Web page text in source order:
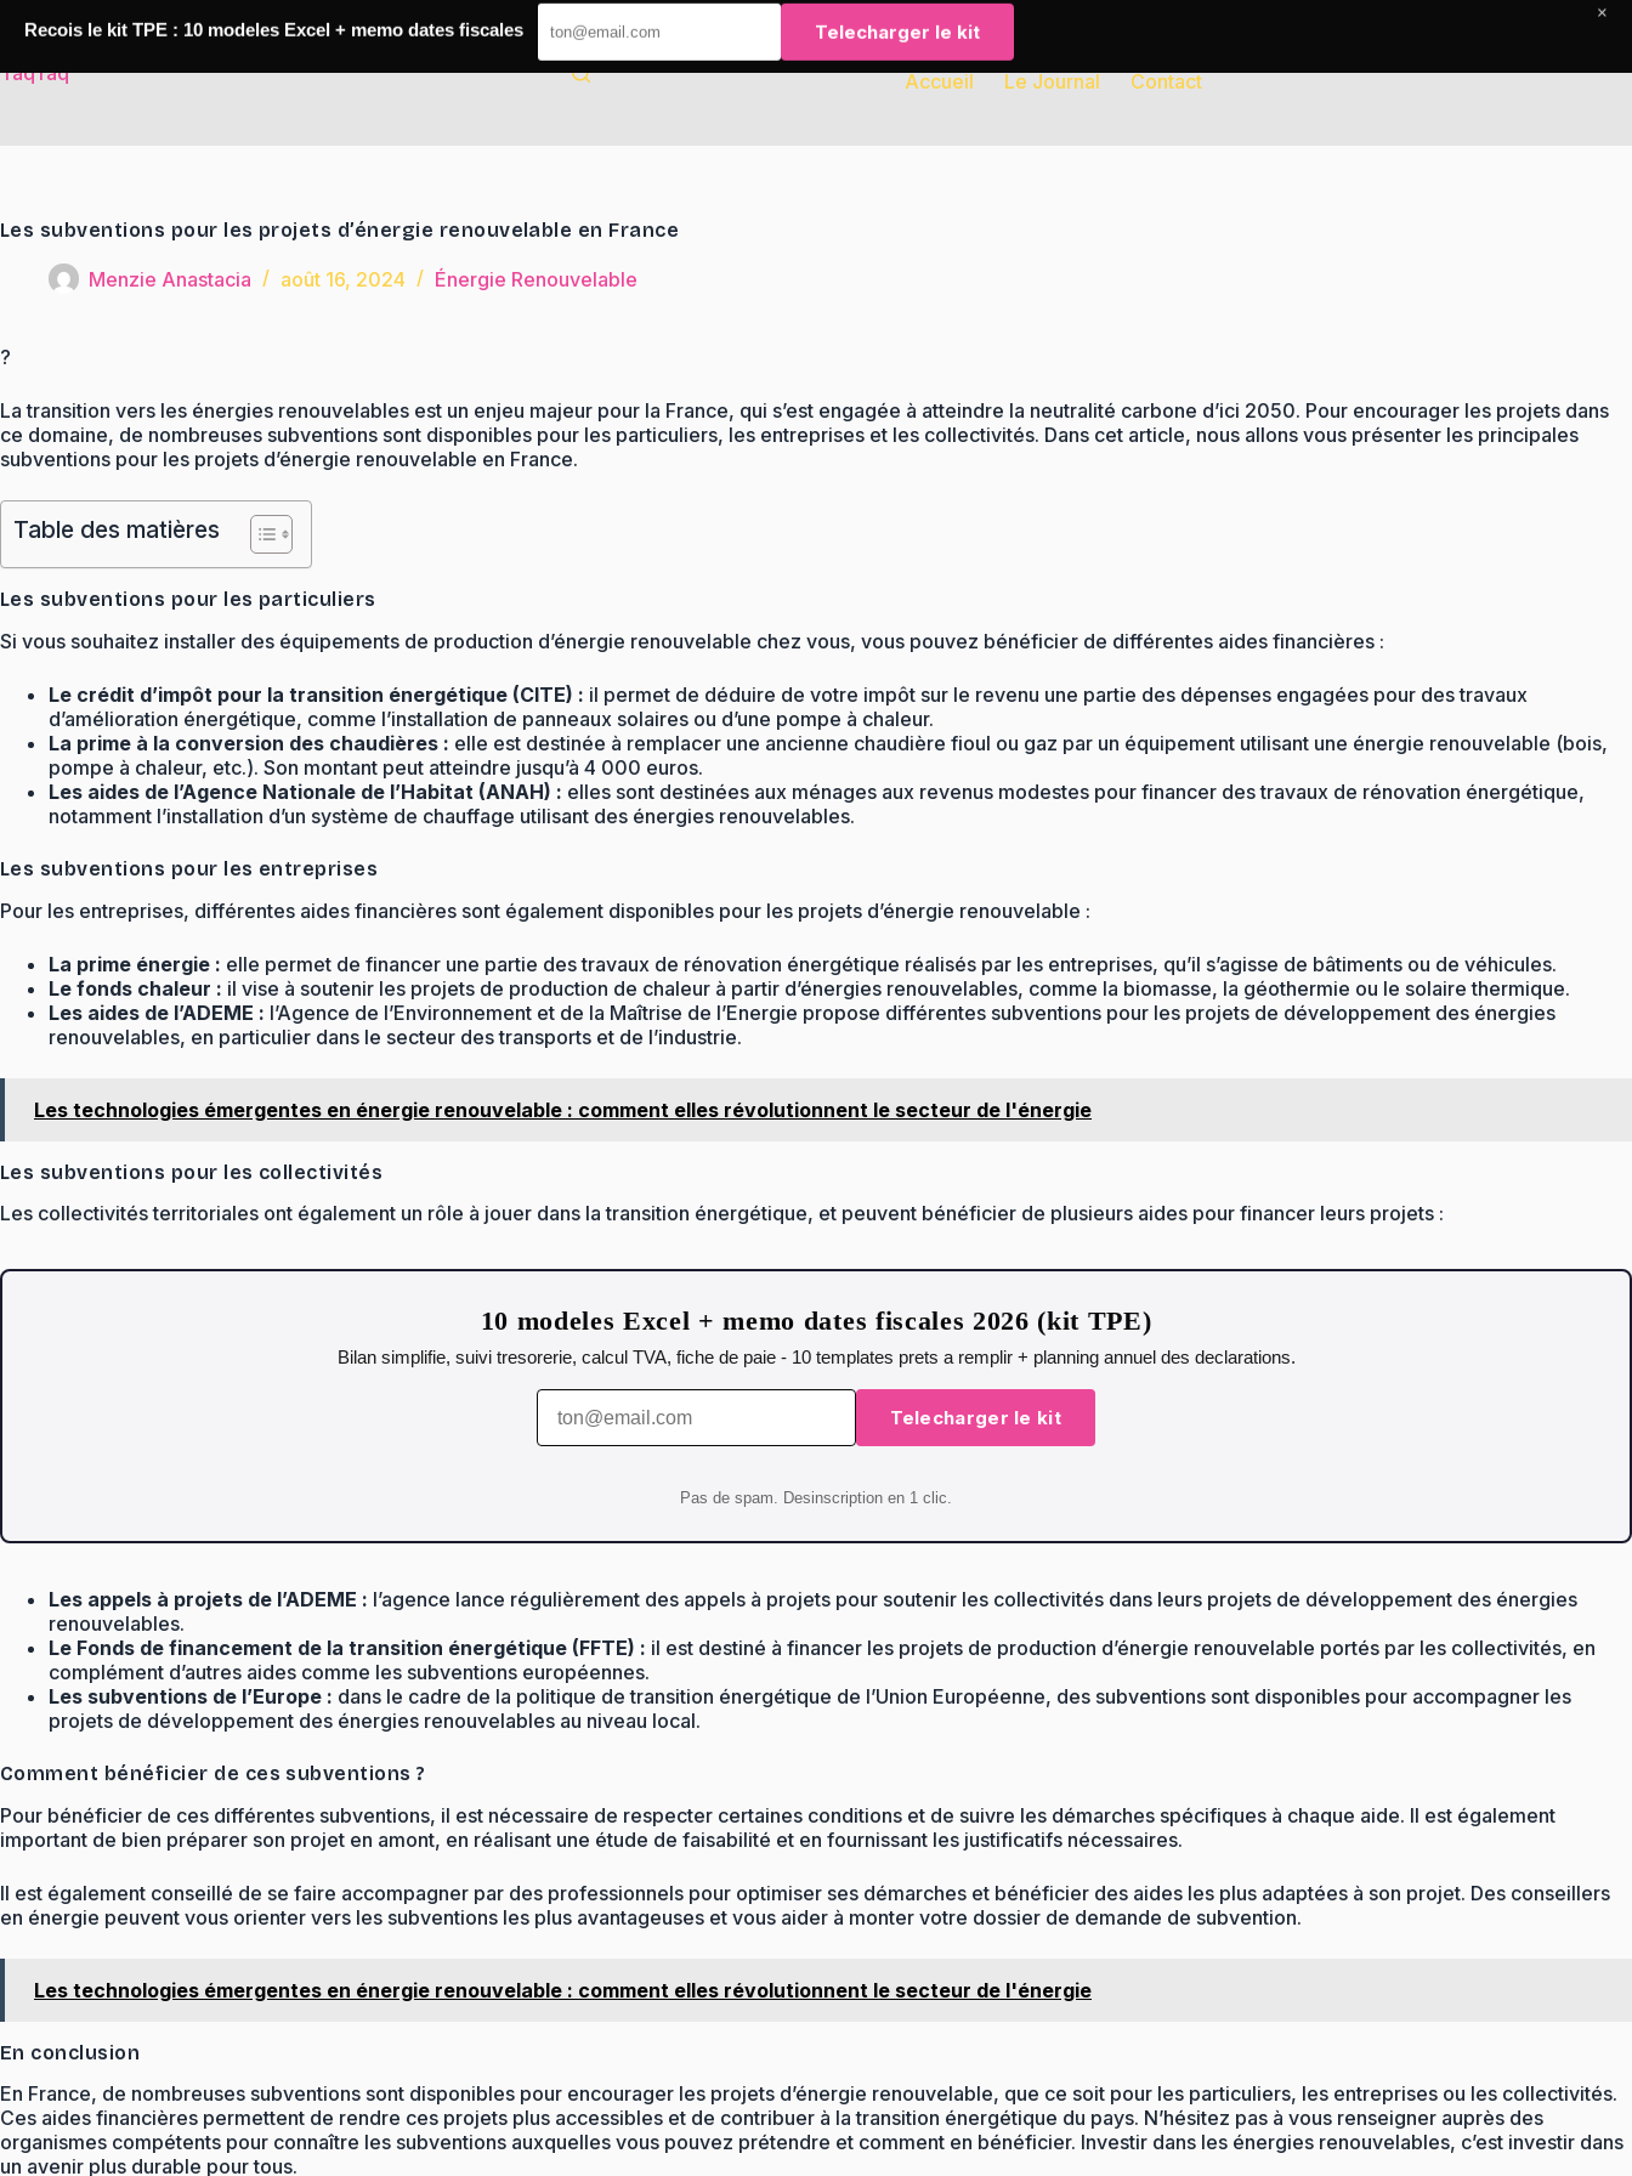
TaqTaq Accueil Le Journal Contact
Les subventions pour les projets d’énergie renouvelable en France
Menzie Anastacia août 16, 2024 Énergie Renouvelable
?
La transition vers les énergies renouvelables est un enjeu majeur pour la France, qui s’est engagée à atteindre la neutralité carbone d’ici 2050. Pour encourager les projets dans
ce domaine, de nombreuses subventions sont disponibles pour les particuliers, les entreprises et les collectivités. Dans cet article, nous allons vous présenter les principales
subventions pour les projets d’énergie renouvelable en France.
Table des matières
Les subventions pour les particuliers
Si vous souhaitez installer des équipements de production d’énergie renouvelable chez vous, vous pouvez bénéficier de différentes aides financières :
Le crédit d’impôt pour la transition énergétique (CITE) : il permet de déduire de votre impôt sur le revenu une partie des dépenses engagées pour des travaux
d’amélioration énergétique, comme l’installation de panneaux solaires ou d’une pompe à chaleur.
La prime à la conversion des chaudières : elle est destinée à remplacer une ancienne chaudière fioul ou gaz par un équipement utilisant une énergie renouvelable (bois,
pompe à chaleur, etc.). Son montant peut atteindre jusqu’à 4 000 euros.
Les aides de l’Agence Nationale de l’Habitat (ANAH) : elles sont destinées aux ménages aux revenus modestes pour financer des travaux de rénovation énergétique,
notamment l’installation d’un système de chauffage utilisant des énergies renouvelables.
Les subventions pour les entreprises
Pour les entreprises, différentes aides financières sont également disponibles pour les projets d’énergie renouvelable :
La prime énergie : elle permet de financer une partie des travaux de rénovation énergétique réalisés par les entreprises, qu’il s’agisse de bâtiments ou de véhicules.
Le fonds chaleur : il vise à soutenir les projets de production de chaleur à partir d’énergies renouvelables, comme la biomasse, la géothermie ou le solaire thermique.
Les aides de l’ADEME : l’Agence de l’Environnement et de la Maîtrise de l’Energie propose différentes subventions pour les projets de développement des énergies
renouvelables, en particulier dans le secteur des transports et de l’industrie.
Les technologies émergentes en énergie renouvelable : comment elles révolutionnent le secteur de l'énergie
Les subventions pour les collectivités
Les collectivités territoriales ont également un rôle à jouer dans la transition énergétique, et peuvent bénéficier de plusieurs aides pour financer leurs projets :
10 modeles Excel + memo dates fiscales 2026 (kit TPE)
Bilan simplifie, suivi tresorerie, calcul TVA, fiche de paie - 10 templates prets a remplir + planning annuel des declarations.
Telecharger le kit
Pas de spam. Desinscription en 1 clic.
Les appels à projets de l’ADEME : l’agence lance régulièrement des appels à projets pour soutenir les collectivités dans leurs projets de développement des énergies
renouvelables.
Le Fonds de financement de la transition énergétique (FFTE) : il est destiné à financer les projets de production d’énergie renouvelable portés par les collectivités, en
complément d’autres aides comme les subventions européennes.
Les subventions de l’Europe : dans le cadre de la politique de transition énergétique de l’Union Européenne, des subventions sont disponibles pour accompagner les
projets de développement des énergies renouvelables au niveau local.
Comment bénéficier de ces subventions ?
Pour bénéficier de ces différentes subventions, il est nécessaire de respecter certaines conditions et de suivre les démarches spécifiques à chaque aide. Il est également
important de bien préparer son projet en amont, en réalisant une étude de faisabilité et en fournissant les justificatifs nécessaires.
Il est également conseillé de se faire accompagner par des professionnels pour optimiser ses démarches et bénéficier des aides les plus adaptées à son projet. Des conseillers
en énergie peuvent vous orienter vers les subventions les plus avantageuses et vous aider à monter votre dossier de demande de subvention.
Les technologies émergentes en énergie renouvelable : comment elles révolutionnent le secteur de l'énergie
En conclusion
En France, de nombreuses subventions sont disponibles pour encourager les projets d’énergie renouvelable, que ce soit pour les particuliers, les entreprises ou les collectivités.
Ces aides financières permettent de rendre ces projets plus accessibles et de contribuer à la transition énergétique du pays. N’hésitez pas à vous renseigner auprès des
organismes compétents pour connaître les subventions auxquelles vous pouvez prétendre et comment en bénéficier. Investir dans les énergies renouvelables, c’est investir dans
un avenir plus durable pour tous.
Recois le kit TPE : 10 modeles Excel + memo dates fiscales Telecharger le kit
×